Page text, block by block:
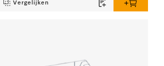
Vergelijken